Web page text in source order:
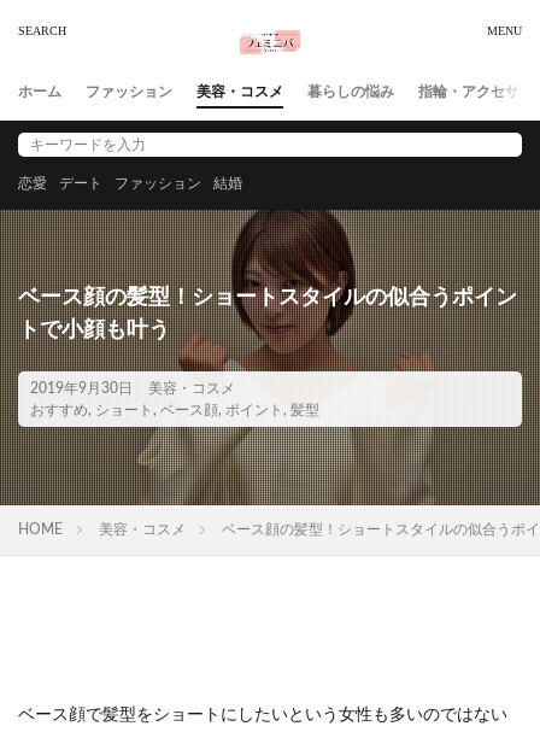
ホーム ファッション 美容・コスメ 暮らしの悩み 指輪・アクセサリ
恋愛 デート ファッション 結婚
ベース顔の髪型！ショートスタイルの似合うポイン
トで小顔も叶う
2019年9月30日
美容・コスメ
おすすめ, ショート , ベース顔, ポイント , 髪型
HOME 美容・コスメ ベース顔の髪型！ショートスタイルの似合うポ
ベース顔で髪型をショートにしたいという女性も多いのではない